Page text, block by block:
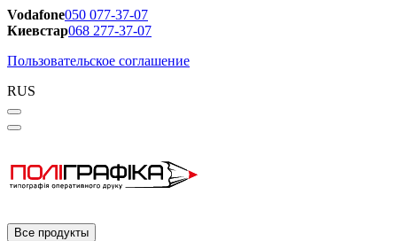
Vodafone050 077-37-07
Киевстар068 277-37-07
Пользовательское соглашение
RUS
Все продукты